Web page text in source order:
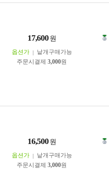
17,600 원
옵션가
낱개구매가능
주문시결제 3,000원
16,500 원
옵션가
낱개구매가능
주문시결제 3,000원